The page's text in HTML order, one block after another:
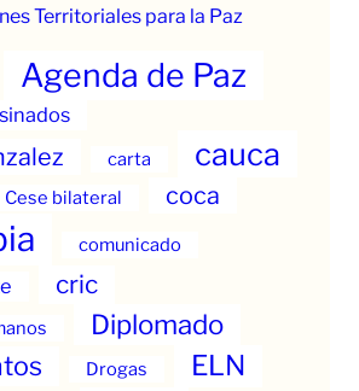
Territoriales para la Paz
Agenda de Paz
carta cauca
Cese bilateral coca
comunicado
cric
Diplomado
Drogas ELN